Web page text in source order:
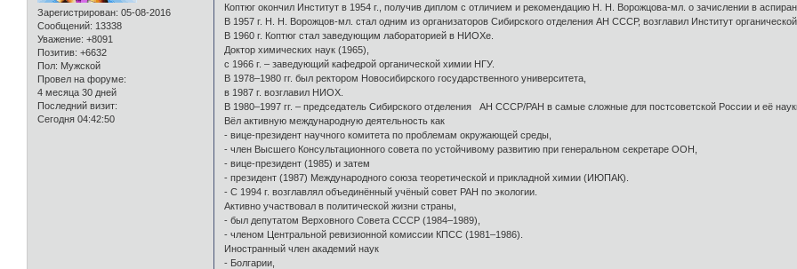
Зарегистрирован: 05-08-2016
Сообщений: 13338
Уважение: +8091
Позитив: +6632
Пол: Мужской
Провел на форуме:
4 месяца 30 дней
Последний визит:
Сегодня 04:42:50
Коптюг окончил Институт в 1954 г., получив диплом с отличием и рекомендацию Н. Н. Ворожцова-мл. о зачислении в
В 1957 г. Н. Н. Ворожцов-мл. стал одним из организаторов Сибирского отделения АН СССР, возглавил Институт
В 1960 г. Коптюг стал заведующим лабораторией в НИОХе.
Доктор химических наук (1965),
с 1966 г. – заведующий кафедрой органической химии НГУ.
В 1978–1980 гг. был ректором Новосибирского государственного университета,
в 1987 г. возглавил НИОХ.
В 1980–1997 гг. – председатель Сибирского отделения АН СССР/РАН в самые сложные для постсоветской России и её
Вёл активную международную деятельность как
- вице-президент научного комитета по проблемам окружающей среды,
- член Высшего Консультационного совета по устойчивому развитию при генеральном секретаре ООН,
- вице-президент (1985) и затем
- президент (1987) Международного союза теоретической и прикладной химии (ИЮПАК).
- С 1994 г. возглавлял объединённый учёный совет РАН по экологии.
Активно участвовал в политической жизни страны,
- был депутатом Верховного Совета СССР (1984–1989),
- членом Центральной ревизионной комиссии КПСС (1981–1986).
Иностранный член академий наук
- Болгарии,